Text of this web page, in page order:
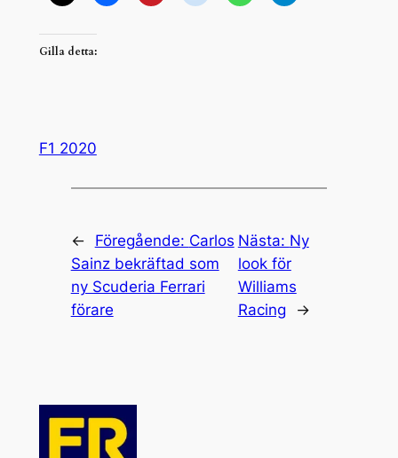
Gilla detta:
F1 2020
← Föregående: Carlos
Sainz bekräftad som
ny Scuderia Ferrari
förare
Nästa: Ny
look för
Williams
Racing
→